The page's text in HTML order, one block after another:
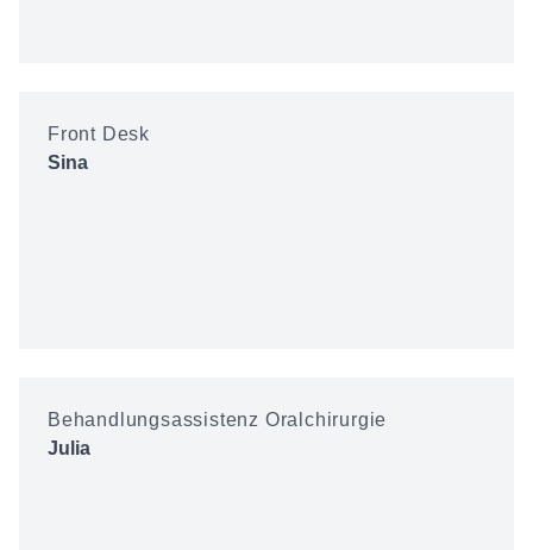
Front Desk
Sina
Behandlungsassistenz Oralchirurgie
Julia